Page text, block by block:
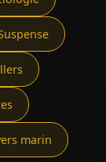
marin